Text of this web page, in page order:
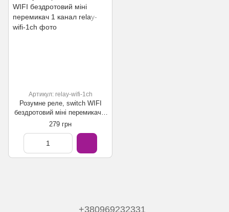
Артикул: relay-wifi-1ch
Розумне реле, switch WIFI
бездротовий міні перемикач 1
канал
279 грн
+380969232331